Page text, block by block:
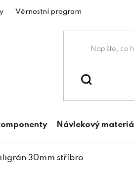
Věrnostní program
Návlekový materiál
30mm stříbro